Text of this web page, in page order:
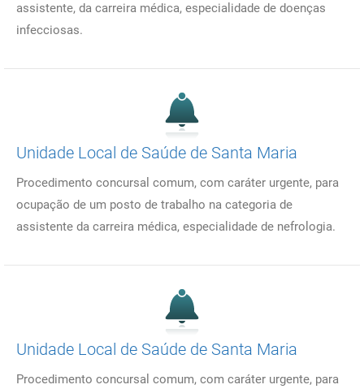
assistente, da carreira médica, especialidade de doenças
infecciosas.
Unidade Local de Saúde de Santa Maria
Procedimento concursal comum, com caráter urgente, para
ocupação de um posto de trabalho na categoria de
assistente da carreira médica, especialidade de nefrologia.
Unidade Local de Saúde de Santa Maria
Procedimento concursal comum, com caráter urgente, para